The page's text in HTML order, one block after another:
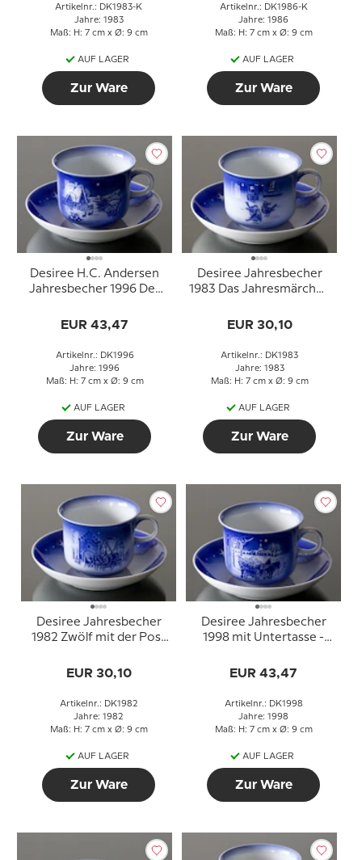
Artikelnr.: DK1983-K
Jahre: 1983
Maß: H: 7 cm x Ø: 9 cm
AUF LAGER
Zur Ware
Artikelnr.: DK1986-K
Jahre: 1986
Maß: H: 7 cm x Ø: 9 cm
AUF LAGER
Zur Ware
Desiree H.C. Andersen
Jahresbecher 1996 Der
Untertasse
EUR 43,47
Artikelnr.: DK1996
Jahre: 1996
Maß: H: 7 cm x Ø: 9 cm
AUF LAGER
Zur Ware
Desiree Jahresbecher
1983 Das Jahresmärchen
EUR 30,10
Artikelnr.: DK1983
Jahre: 1983
Maß: H: 7 cm x Ø: 9 cm
AUF LAGER
Zur Ware
Desiree Jahresbecher
1982 Zwölf mit der Post
EUR 30,10
Artikelnr.: DK1982
Jahre: 1982
Maß: H: 7 cm x Ø: 9 cm
AUF LAGER
Zur Ware
Desiree Jahresbecher
1998 mit Untertasse -
Herrschaft
EUR 43,47
Artikelnr.: DK1998
Jahre: 1998
Maß: H: 7 cm x Ø: 9 cm
AUF LAGER
Zur Ware